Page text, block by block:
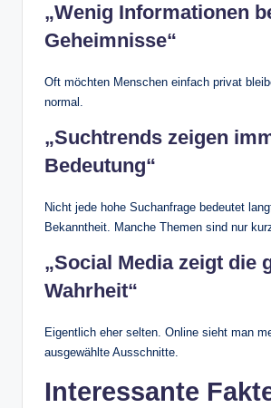
„Wenig Informationen
Geheimnisse“
Oft möchten Menschen einfach privat
normal.
„Suchtrends zeigen
Bedeutung“
Nicht jede hohe Suchanfrage bedeutet
Bekanntheit. Manche Themen sind nur
„Social Media zeigt die
Wahrheit“
Eigentlich eher selten. Online sieht man
ausgewählte Ausschnitte.
Interessante